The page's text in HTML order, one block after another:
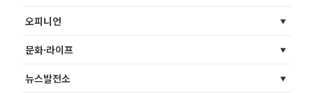
오피니언
문화·라이프
뉴스발전소